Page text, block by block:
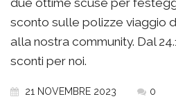
sconto sulle polizze viaggio
alla nostra community. Dal
sconti per noi.
21 NOVEMBRE 2023 0